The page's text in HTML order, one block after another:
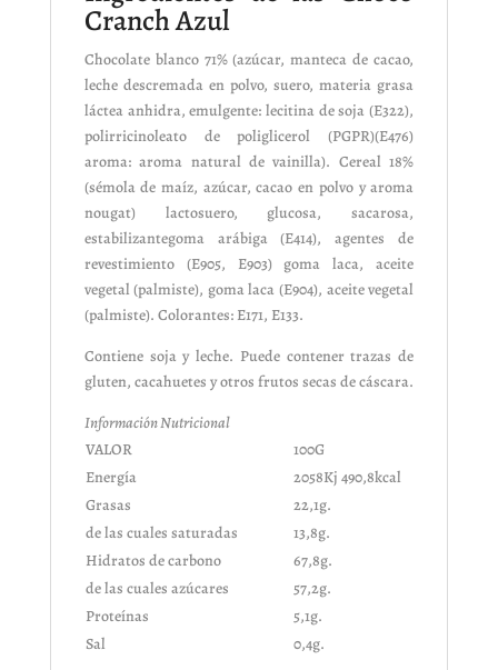
Cranch Azul
Chocolate blanco 71% (azúcar, manteca de cacao,
leche descremada en polvo, suero, materia grasa
láctea anhidra, emulgente: lecitina de soja (E322),
polirricinoleato de poliglicerol (PGPR)(E476)
aroma: aroma natural de vainilla). Cereal 18%
(sémola de maíz, azúcar, cacao en polvo y aroma
nougat) lactosuero, glucosa, sacarosa,
estabilizantegoma arábiga (E414), agentes de
revestimiento (E905, E903) goma laca, aceite
vegetal (palmiste), goma laca (E904), aceite vegetal
(palmiste). Colorantes: E171, E133.
Contiene soja y leche. Puede contener trazas de
gluten, cacahuetes y otros frutos secas de cáscara.
Información Nutricional
VALOR
100G
Energía
2058Kj 490,8kcal
Grasas
22,1g.
de las cuales saturadas
13,8g.
Hidratos de carbono
67,8g.
de las cuales azúcares
57,2g.
Proteínas
5,1g.
Sal
0,4g.